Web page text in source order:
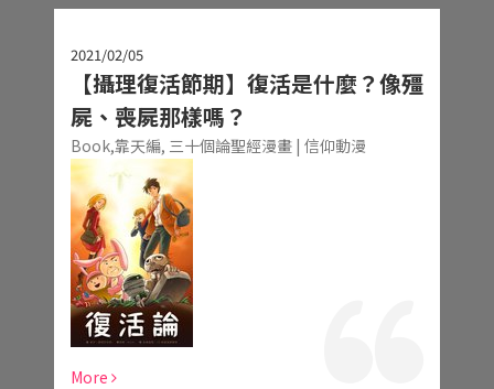
2021/02/05
【攝理復活節期】復活是什麼？像殭
屍、喪屍那樣嗎？
Book,靠天編, 三十個論聖經漫畫 | 信仰動漫
More